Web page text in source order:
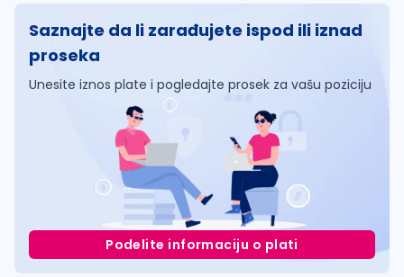
Saznajte da li zarađujete ispod ili iznad
proseka
Unesite iznos plate i pogledajte prosek za vašu poziciju
Podelite informaciju o plati